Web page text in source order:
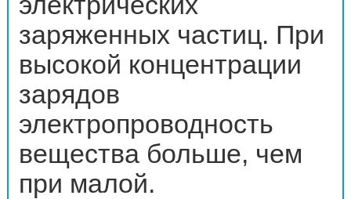
заряженных частиц. При
высокой концентрации
зарядов
электропроводность
вещества больше, чем
при малой.